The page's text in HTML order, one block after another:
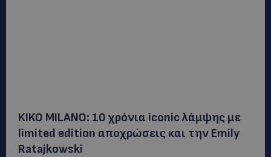
KIKO MILANO: 10 χρόνια iconic λάμψης με
limited edition αποχρώσεις και την Emily
Ratajkowski